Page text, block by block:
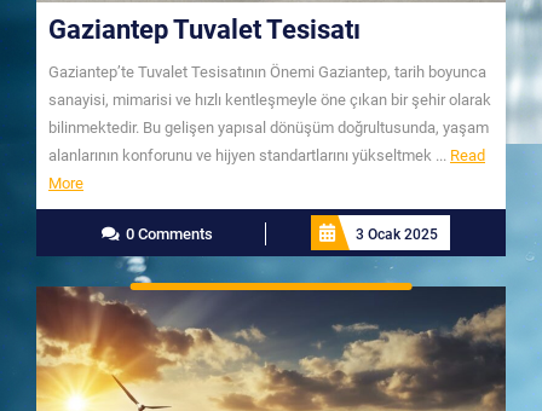
Gaziantep Tuvalet Tesisatı
Gaziantep’te Tuvalet Tesisatının Önemi Gaziantep, tarih boyunca
sanayisi, mimarisi ve hızlı kentleşmeyle öne çıkan bir şehir olarak
bilinmektedir. Bu gelişen yapısal dönüşüm doğrultusunda, yaşam
alanlarının konforunu ve hijyen standartlarını yükseltmek ... Read
MoreRead
More
0 Comments
3 Ocak 2025